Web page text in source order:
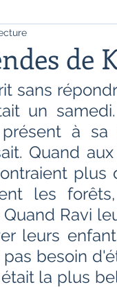
Dictionnaire
Romans
Littérature bengali
Yoga
de
sans
un
à
Quand
plus
les
Ravi
leurs
besoin
la plus